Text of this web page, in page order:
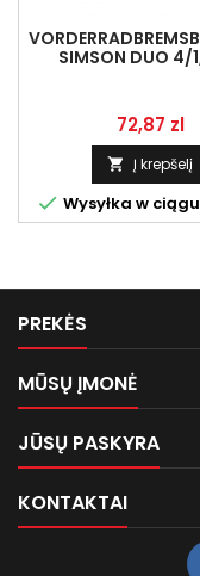
SIMSON DUO 4/
Kaina
72,87 zl
 Į krepšelį
 Wysyłka w
PREKĖS
MŪSŲ ĮMONĖ
JŪSŲ PASKYRA
KONTAKTAI